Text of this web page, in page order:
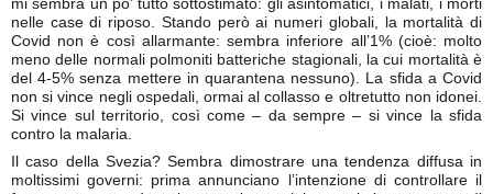
mi sembra un po’ tutto sottostimato: gli asintomatici, i malati, i morti
nelle case di riposo. Stando però ai numeri globali, la mortalità di
Covid non è così allarmante: sembra inferiore all’1% (cioè: molto
meno delle normali polmoniti batteriche stagionali, la cui mortalità è
del 4-5% senza mettere in quarantena nessuno). La sfida a Covid
non si vince negli ospedali, ormai al collasso e oltretutto non idonei.
Si vince sul territorio, così come – da sempre – si vince la sfida
contro la malaria.
Il caso della Svezia? Sembra dimostrare una tendenza diffusa in
moltissimi governi: prima annunciano l’intenzione di controllare il